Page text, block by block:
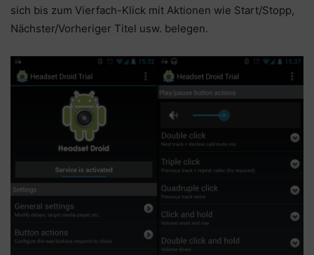
sich bis zum Vierfach-Klick mit Aktionen wie Start/Stopp,
Nächster/Vorheriger Titel usw. belegen.